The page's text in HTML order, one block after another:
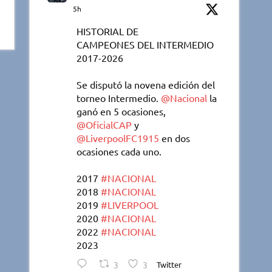
5h
HISTORIAL DE
CAMPEONES DEL INTERMEDIO
2017-2026
Se disputó la novena edición del
torneo Intermedio. @Nacional la
ganó en 5 ocasiones,
@OficialCAP y
@LiverpoolFC1915 en dos
ocasiones cada uno.
2017#NACIONAL
2018#NACIONAL
2019#LIVERPOOL
2020#NACIONAL
2022#NACIONAL
2023
3 3 Twitter